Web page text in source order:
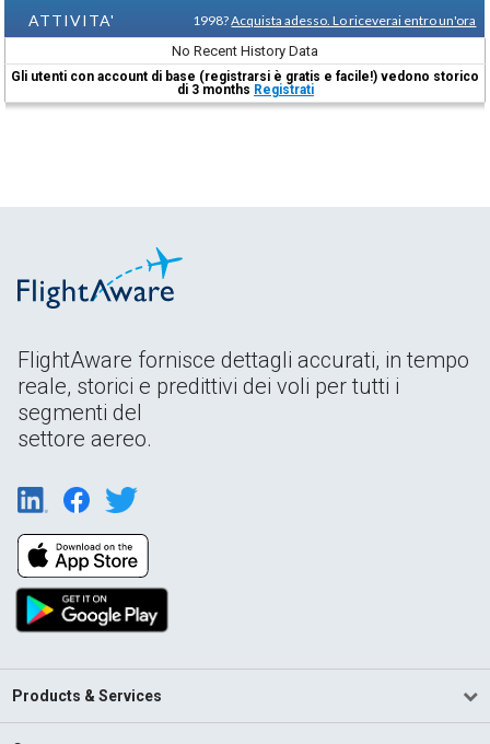
ATTIVITA'
1998?Acquista adesso. Lo riceverai entro un'ora
No Recent History Data
Gli utenti con account di base (registrarsi è gratis e facile!) vedono storico
di 3 months Registrati
FlightAware fornisce dettagli accurati, in tempo
reale, storici e predittivi dei voli per tutti i
segmenti del
settore aereo.
Products & Services